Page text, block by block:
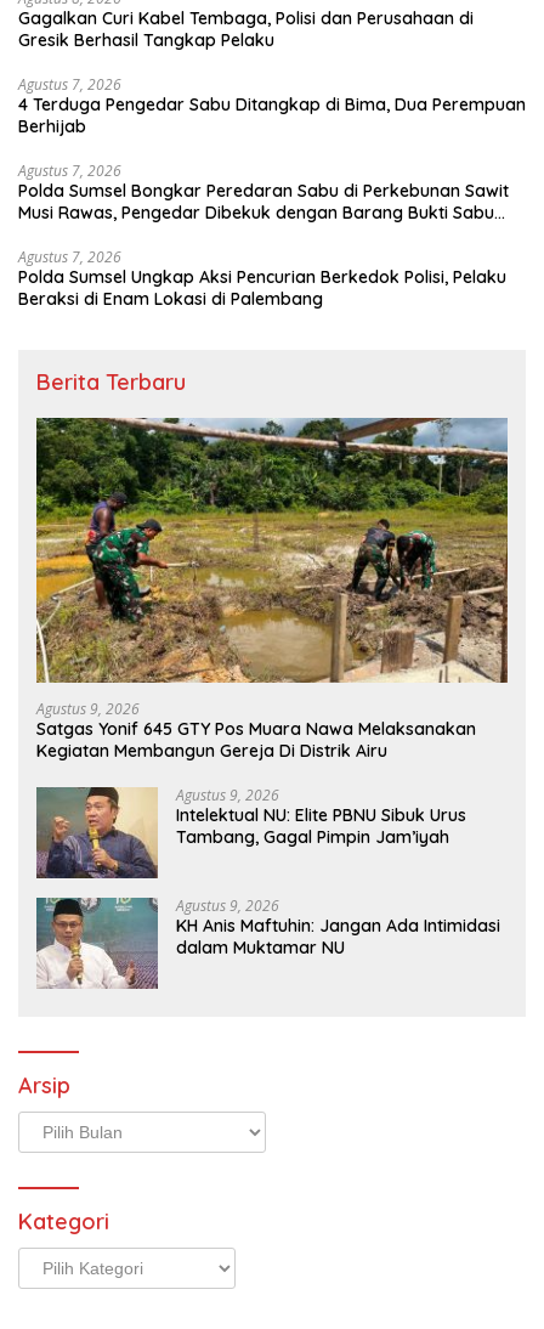
Gagalkan Curi Kabel Tembaga, Polisi dan Perusahaan di
Gresik Berhasil Tangkap Pelaku
Agustus 7, 2026
4 Terduga Pengedar Sabu Ditangkap di Bima, Dua Perempuan
Berhijab
Agustus 7, 2026
Polda Sumsel Bongkar Peredaran Sabu di Perkebunan Sawit
Musi Rawas, Pengedar Dibekuk dengan Barang Bukti Sabu
Agustus 7, 2026
Polda Sumsel Ungkap Aksi Pencurian Berkedok Polisi, Pelaku
Beraksi di Enam Lokasi di Palembang
Berita Terbaru
Agustus 9, 2026
Satgas Yonif 645 GTY Pos Muara Nawa Melaksanakan
Kegiatan Membangun Gereja Di Distrik Airu
Agustus 9, 2026
Intelektual NU: Elite PBNU Sibuk Urus
Tambang, Gagal Pimpin Jam’iyah
Agustus 9, 2026
KH Anis Maftuhin: Jangan Ada Intimidasi
dalam Muktamar NU
Arsip
Arsip
Kategori
Kategori